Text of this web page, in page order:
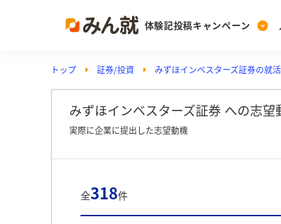
体験記投稿キャンペーン
Post
投稿する
Ranking
ランキングを
Vote
PickUp
注目の企業特
トップ 証券/投資 みずほインベスターズ証券の就
みずほインベスターズ証券 への志望
実際に企業に提出した志望動機
全318件